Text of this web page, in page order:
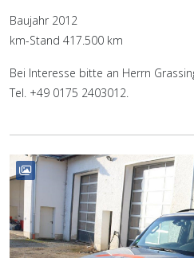
Baujahr 2012
km-Stand 417.500 km
Bei Interesse bitte an Herrn
Tel. +49 0175 2403012.